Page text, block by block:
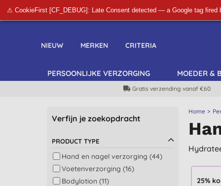
⚠ CookieFirst [CF_DEBUG]: Late Consent detected — a Google tag fired
NIEUW MERKEN CRITERIA
PERSOONLIJKE VERZORGING MOEDER &
Gratis verzending vanaf €60
Home
25%
Verfijn je zoekopdracht
PRODUCT TYPE
Hand en nagel verzorging (44)
Voetenverzorging (16)
Bodylotion (11)